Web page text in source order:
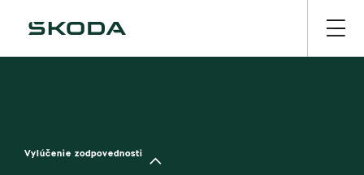
Vylúčenie zodpovednosti